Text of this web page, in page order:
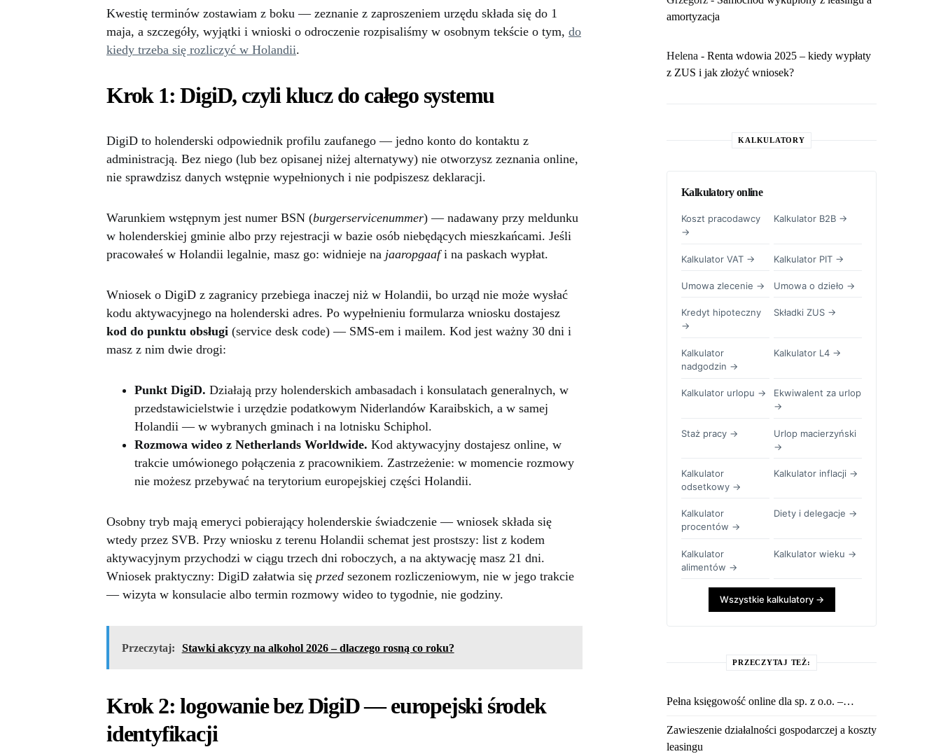
Kwestię terminów zostawiam z boku — zeznanie z zaproszeniem urzędu składa się do 1
maja, a szczegóły, wyjątki i wnioski o odroczenie rozpisaliśmy w osobnym tekście o tym, do
kiedy trzeba się rozliczyć w Holandii.
Krok 1: DigiD, czyli klucz do całego systemu
DigiD to holenderski odpowiednik profilu zaufanego — jedno konto do kontaktu z
administracją. Bez niego (lub bez opisanej niżej alternatywy) nie otworzysz zeznania online,
nie sprawdzisz danych wstępnie wypełnionych i nie podpiszesz deklaracji.
Warunkiem wstępnym jest numer BSN (burgerservicenummer) — nadawany przy meldunku
w holenderskiej gminie albo przy rejestracji w bazie osób niebędących mieszkańcami. Jeśli
pracowałeś w Holandii legalnie, masz go: widnieje na jaaropgaafi na paskach wypłat.
Wniosek o DigiD z zagranicy przebiega inaczej niż w Holandii, bo urząd nie może wysłać
kodu aktywacyjnego na holenderski adres. Po wypełnieniu formularza wniosku dostajesz
kod do punktu obsługi (service desk code) — SMS-em i mailem. Kod jest ważny 30 dni i
masz z nim dwie drogi:
Punkt DigiD. Działają przy holenderskich ambasadach i konsulatach generalnych, w
przedstawicielstwie i urzędzie podatkowym Niderlandów Karaibskich, a w samej
Holandii — w wybranych gminach i na lotnisku Schiphol.
Rozmowa wideo z Netherlands Worldwide. Kod aktywacyjny dostajesz online, w
trakcie umówionego połączenia z pracownikiem. Zastrzeżenie: w momencie rozmowy
nie możesz przebywać na terytorium europejskiej części Holandii.
Osobny tryb mają emeryci pobierający holenderskie świadczenie — wniosek składa się
wtedy przez SVB. Przy wniosku z terenu Holandii schemat jest prostszy: list z kodem
aktywacyjnym przychodzi w ciągu trzech dni roboczych, a na aktywację masz 21 dni.
Wniosek praktyczny: DigiD załatwia się przed sezonem rozliczeniowym, nie w jego trakcie
— wizyta w konsulacie albo termin rozmowy wideo to tygodnie, nie godziny.
Przeczytaj: Stawki akcyzy na alkohol 2026 – dlaczego rosną co roku?
Krok 2: logowanie bez DigiD — europejski środek
identyfikacji
amortyzacja
Helena - Renta wdowia 2025 – kiedy wypłaty
z ZUS i jak złożyć wniosek?
KALKULATORY
Kalkulatory online
Koszt pracodawcy
→
Kalkulator B2B →
Kalkulator VAT → Kalkulator PIT →
Umowa zlecenie → Umowa o dzieło →
Kredyt hipoteczny
→
Składki ZUS →
Kalkulator
nadgodzin →
Kalkulator L4 →
Kalkulator urlopu →
Ekwiwalent za urlop
→
Staż pracy →
Urlop macierzyński
→
Kalkulator
odsetkowy →
Kalkulator inflacji →
Kalkulator
procentów →
Diety i delegacje →
Kalkulator
alimentów →
Kalkulator wieku →
Wszystkie kalkulatory →
PRZECZYTAJ TEŻ:
Pełna księgowość online dla sp. z o.o. –…
Zawieszenie działalności gospodarczej a koszty
leasingu